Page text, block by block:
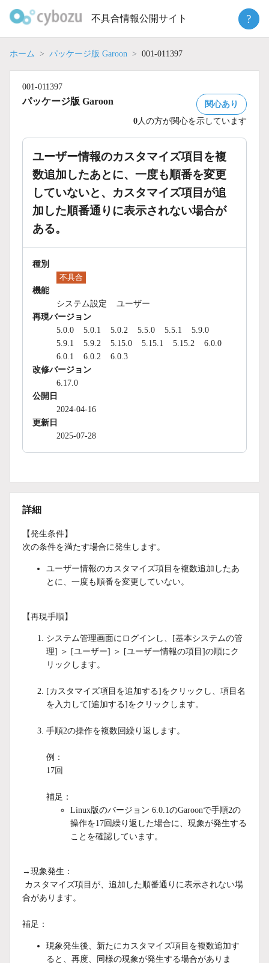
不具合情報公開サイト ?
ホーム パッケージ版 Garoon 001-011397
001-011397
パッケージ版 Garoon
関心あり
0 人の方が関心を示しています
ユーザー情報のカスタマイズ項目を複
数追加したあとに、一度も順番を変更
していないと、カスタマイズ項目が追
加した順番通りに表示されない場合が
ある。
種別
不具合
機能
システム設定
ユーザー
再現バージョン
5.0.0
5.0.1 5.0.2 5.5.0 5.5.1
5.9.0
5.9.1
5.9.2 5.15.0 5.15.1 5.15.2
6.0.0
6.0.1
6.0.2
6.0.3
改修バージョン
6.17.0
公開日
2024-04-16
更新日
2025-07-28
詳細
【発生条件】
次の条件を満たす場合に発生します。
ユーザー情報のカスタマイズ項目を複数追加したあ
とに、一度も順番を変更していない。
【再現手順】
システム管理画面にログインし、[基本システムの管
理] ＞ [ユーザー] ＞ [ユーザー情報の項目]の順にク
リックします。
[カスタマイズ項目を追加する]をクリックし、項目名
を入力して[追加する]をクリックします。
手順2の操作を複数回繰り返します。
例：
17回
補足：
Linux版のバージョン 6.0.1のGaroonで手順2の
操作を17回繰り返した場合に、現象が発生する
ことを確認しています。
→現象発生：
カスタマイズ項目が、追加した順番通りに表示されない場
合があります。
補足：
現象発生後、新たにカスタマイズ項目を複数追加す
ると、再度、同様の現象が発生する場合がありま